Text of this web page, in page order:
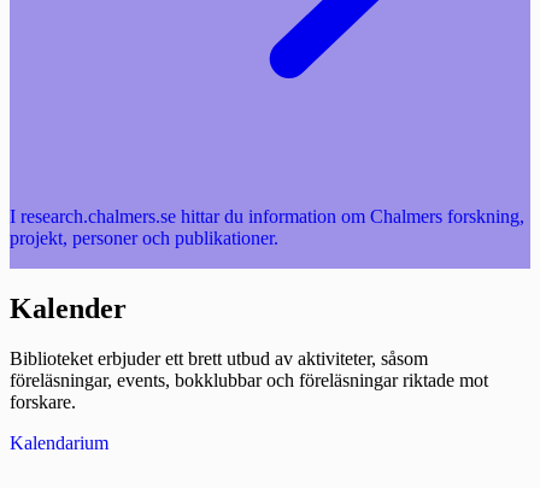
I research.chalmers.se hittar du information om Chalmers forskning,
projekt, personer och publikationer.
Kalender
Biblioteket erbjuder ett brett utbud av aktiviteter, såsom
föreläsningar, events, bokklubbar och föreläsningar riktade mot
forskare.
Kalendarium